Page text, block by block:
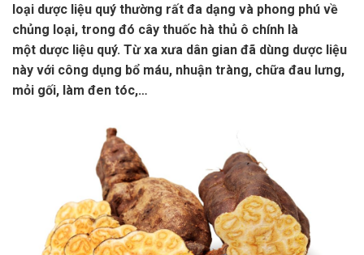
loại dược liệu quý thường rất đa dạng và phong phú về
chủng loại, trong đó cây thuốc hà thủ ô chính là
một dược liệu quý. Từ xa xưa dân gian đã dùng dược liệu
này với công dụng bổ máu, nhuận tràng, chữa đau lưng,
mỏi gối, làm đen tóc,…